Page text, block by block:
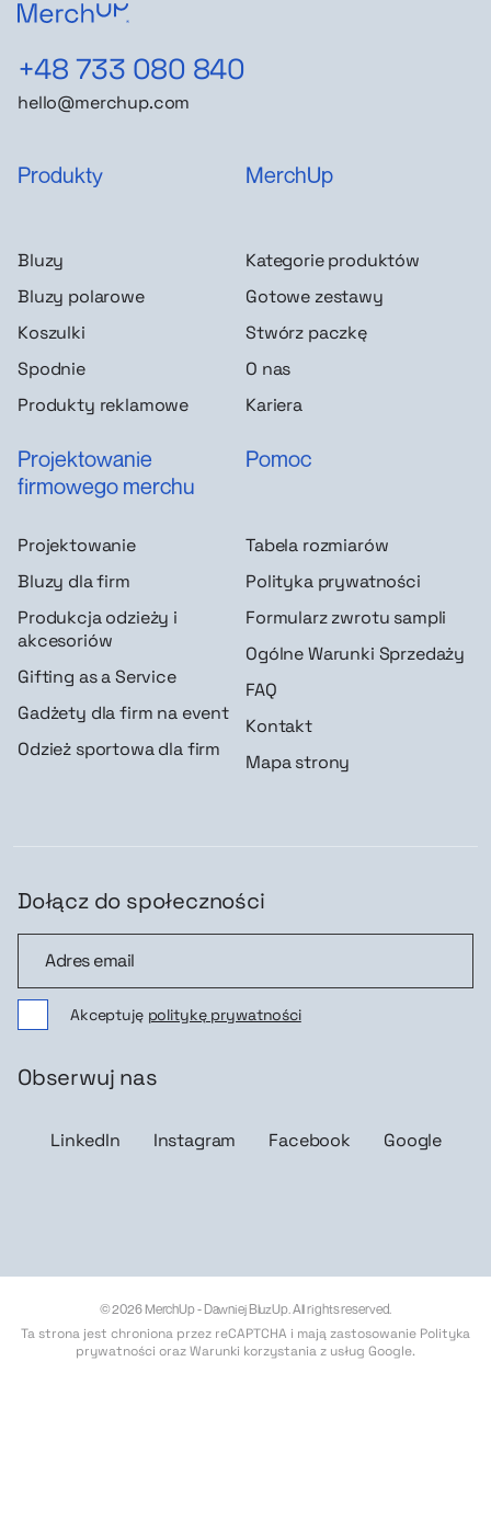
+48 733 080 840
hello@merchup.com
Produkty
Bluzy
Bluzy polarowe
Koszulki
Spodnie
Produkty reklamowe
MerchUp
Kategorie produktów
Gotowe zestawy
Stwórz paczkę
O nas
Kariera
Projektowanie
firmowego merchu
Projektowanie
Bluzy dla firm
Produkcja odzieży i
akcesoriów
Gifting as a Service
Gadżety dla firm na event
Odzież sportowa dla firm
Pomoc
Tabela rozmiarów
Polityka prywatności
Formularz zwrotu sampli
Ogólne Warunki Sprzedaży
FAQ
Kontakt
Mapa strony
Dołącz do społeczności
Akceptuję politykę prywatności
Obserwuj nas
LinkedIn Instagram Facebook Google
© 2026 MerchUp - Dawniej BluzUp. All rights reserved.
Ta strona jest chroniona przez reCAPTCHA i mają zastosowanie Polityka
prywatności orazWarunki korzystania z usług Google.